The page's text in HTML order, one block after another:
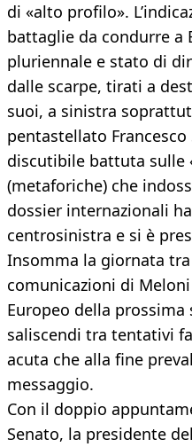
di «alto profilo».
battaglie da condurre a
pluriennale e stato di
dalle scarpe, tirati a
suoi, a sinistra
pentastellato
discutibile battuta sulle
(metaforiche) che
dossier internazionali
centrosinistra e si è
Insomma la giornata
comunicazioni di
Europeo della
saliscendi tra tentativi
acuta che alla fine
messaggio.
Con il doppio
Senato, la presidente